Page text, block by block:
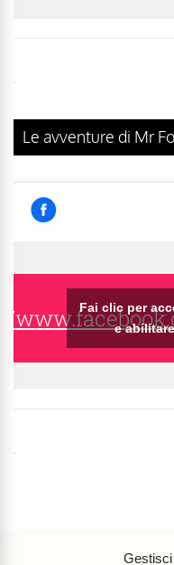
Le avventure di Mr
Fai clic per
e